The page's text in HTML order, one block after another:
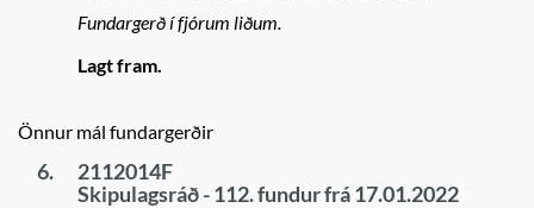
Fundargerð í fjórum liðum.
Lagt fram.
Önnur mál fundargerðir
6.
2112014F
Skipulagsráð - 112. fundur frá 17.01.2022